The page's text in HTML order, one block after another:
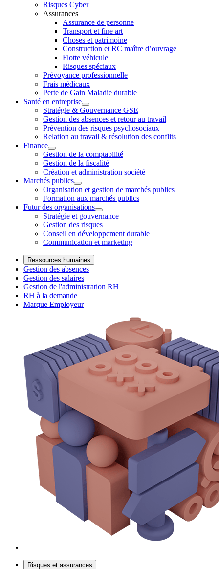
Risques Cyber
Assurances
Assurance de personne
Transport et fine art
Choses et patrimoine
Construction et RC maître d’ouvrage
Flotte véhicule
Risques spéciaux
Prévoyance professionnelle
Frais médicaux
Perte de Gain Maladie durable
Santé en entreprise
Stratégie & Gouvernance GSE
Gestion des absences et retour au travail
Prévention des risques psychosociaux
Relation au travail & résolution des conflits
Finance
Gestion de la comptabilité
Gestion de la fiscalité
Création et administration société
Marchés publics
Organisation et gestion de marchés publics
Formation aux marchés publics
Futur des organisations
Stratégie et gouvernance
Gestion des risques
Conseil en développement durable
Communication et marketing
Ressources humaines
Gestion des absences
Gestion des salaires
Gestion de l'administration RH
RH à la demande
Marque Employeur
Risques et assurances